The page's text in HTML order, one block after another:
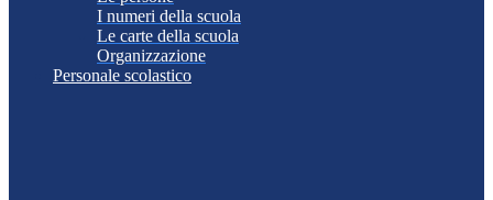
I numeri della scuola
Le carte della scuola
Organizzazione
Personale scolastico